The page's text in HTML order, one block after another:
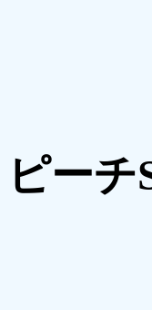
ピー